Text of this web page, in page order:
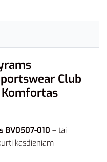
Club
BV0507-010 – tai
kasdieniam